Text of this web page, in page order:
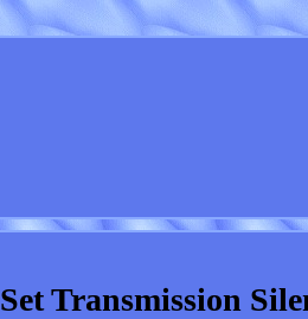
Set Transmission